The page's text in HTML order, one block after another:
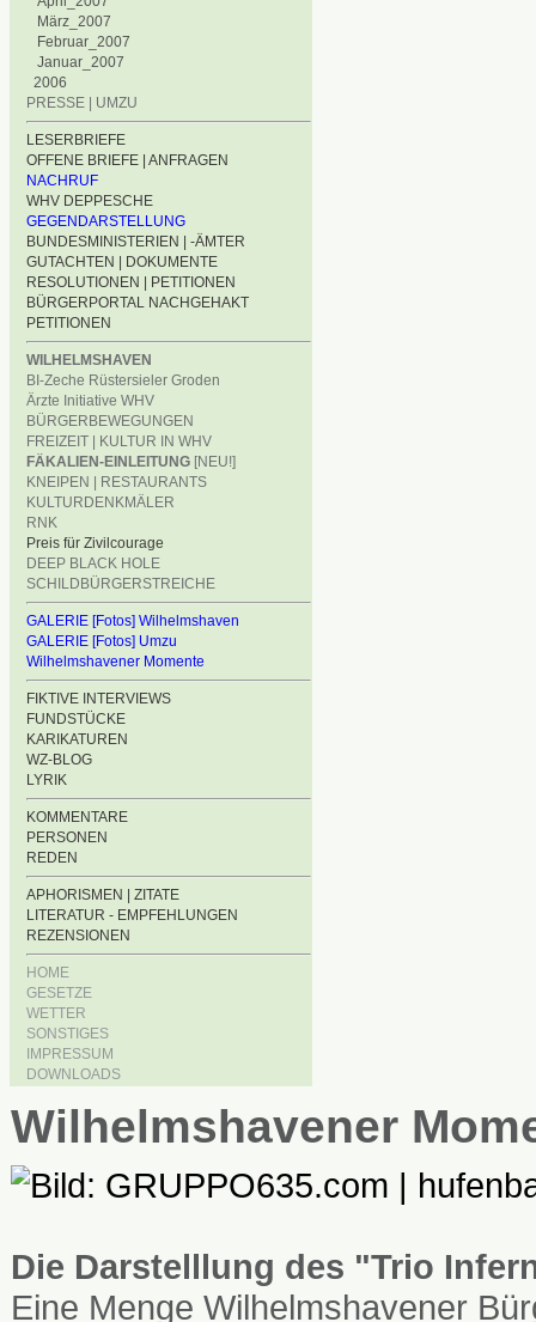
März_2007
Februar_2007
Januar_2007
2006
PRESSE | UMZU
LESERBRIEFE
OFFENE BRIEFE | ANFRAGEN
NACHRUF
WHV DEPPESCHE
GEGENDARSTELLUNG
BUNDESMINISTERIEN | -ÄMTER
GUTACHTEN | DOKUMENTE
RESOLUTIONEN | PETITIONEN
BÜRGERPORTAL NACHGEHAKT
PETITIONEN
WILHELMSHAVEN
BI-Zeche Rüstersieler Groden
Ärzte Initiative WHV
BÜRGERBEWEGUNGEN
FREIZEIT | KULTUR IN WHV
FÄKALIEN-EINLEITUNG [NEU!]
KNEIPEN | RESTAURANTS
KULTURDENKMÄLER
RNK
Preis für Zivilcourage
DEEP BLACK HOLE
SCHILDBÜRGERSTREICHE
GALERIE [Fotos] Wilhelmshaven
GALERIE [Fotos] Umzu
Wilhelmshavener Momente
FIKTIVE INTERVIEWS
FUNDSTÜCKE
KARIKATUREN
WZ-BLOG
LYRIK
KOMMENTARE
PERSONEN
REDEN
APHORISMEN | ZITATE
LITERATUR - EMPFEHLUNGEN
REZENSIONEN
HOME
GESETZE
WETTER
SONSTIGES
IMPRESSUM
DOWNLOADS
Wilhelmshavener
Die Darstelllung des "Trio
Eine Menge Wilhelmshavener